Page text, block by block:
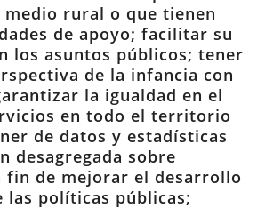
medio rural o que tienen
de apoyo; facilitar su
los asuntos públicos; tener
de la infancia con
la igualdad en el
en todo el territorio
de datos y estadísticas
desagregada sobre
fin de mejorar el desarrollo
las políticas públicas;